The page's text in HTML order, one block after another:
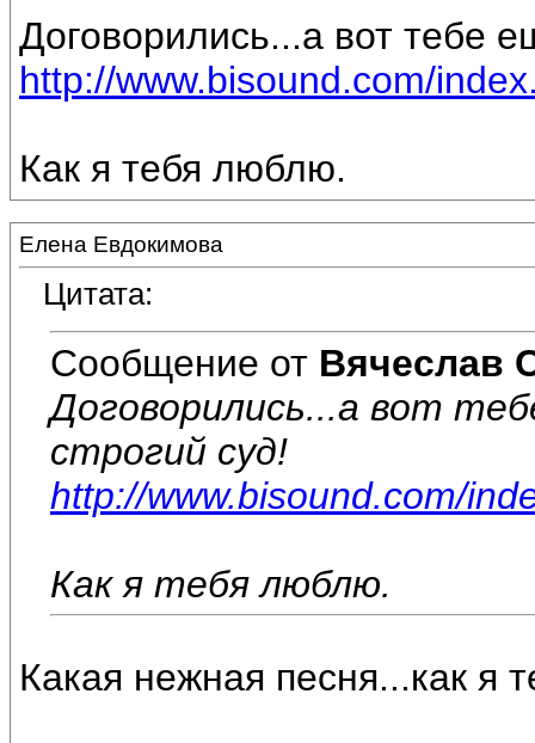
Договорились...а вот тебе
http://www.bisound.com/
Как я тебя люблю.
Елена Евдокимова
Цитата:
Сообщение от Вячеслав
Договорились...а вот
строгий суд!
http://www.bisound.com/
Как я тебя люблю.
Какая нежная песня...как я